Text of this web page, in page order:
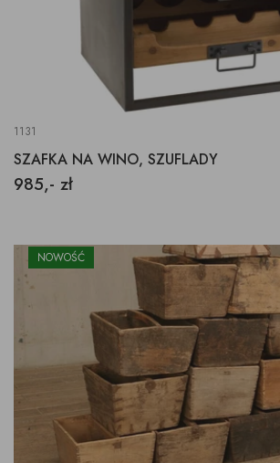
1131
SZAFKA NA WINO, SZUFLADY
985,- zł
NOWOŚĆ